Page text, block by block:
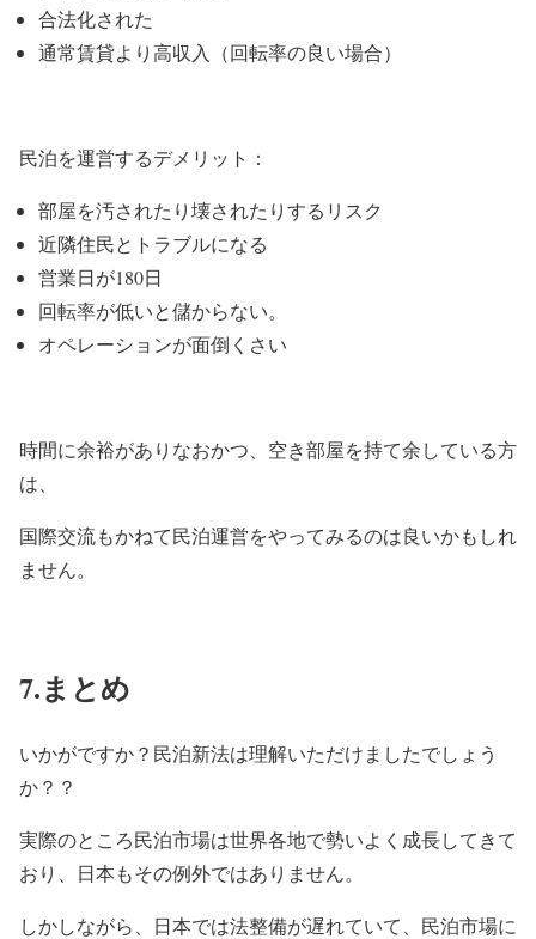
合法化された
通常賃貸より高収入（回転率の良い場合）
民泊を運営するデメリット：
部屋を汚されたり壊されたりするリスク
近隣住民とトラブルになる
営業日が180日
回転率が低いと儲からない。
オペレーションが面倒くさい
時間に余裕がありなおかつ、空き部屋を持て余している方
は、
国際交流もかねて民泊運営をやってみるのは良いかもしれ
ません。
7.まとめ
いかがですか？民泊新法は理解いただけましたでしょう
か？？
実際のところ民泊市場は世界各地で勢いよく成長してきて
おり、日本もその例外ではありません。
しかしながら、日本では法整備が遅れていて、民泊市場に